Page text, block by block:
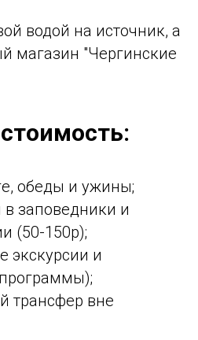
водой на источник, а
магазин "Чергинские
обеды и ужины;
заповедники и
(50-150р);
экскурсии и
трансфер вне